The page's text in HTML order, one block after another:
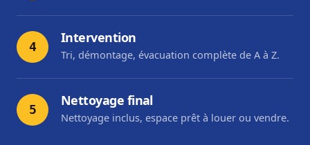
4
Intervention
Tri, démontage, évacuation complète de A à Z.
5
Nettoyage final
Nettoyage inclus, espace prêt à louer ou vendre.